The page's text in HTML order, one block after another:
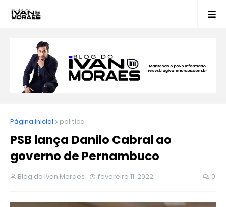
Página inicial politica
PSB lança Danilo Cabral ao
governo de Pernambuco
Blog do Ivan Moraes fevereiro 11, 2022 0